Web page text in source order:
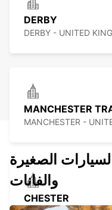
DERBY
DERBY - UNITED
MANCHESTER
MANCHESTER -
CHESTER
الصغيرة
والفانات